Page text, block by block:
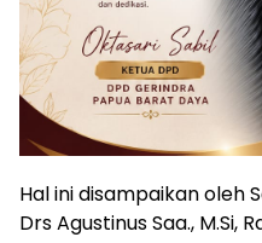
Hal ini disampaikan oleh
Drs Agustinus Saa., M.Si,